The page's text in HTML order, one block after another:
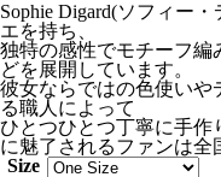
Sophie Digard(ソフィー
エを持ち、
独特の感性でモチーフ編
どを展開しています。
彼女ならではの色使いや
る職人によって
ひとつひとつ丁寧に手作
に魅了されるファンは全
Size